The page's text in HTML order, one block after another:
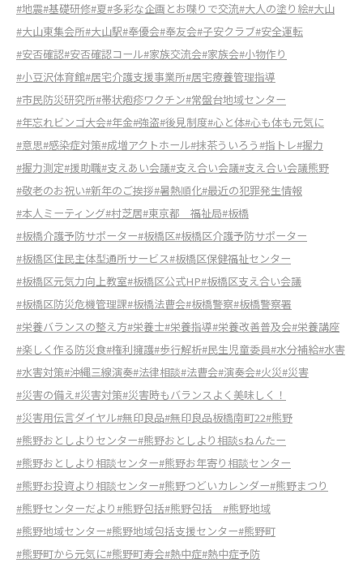
#地震#基礎研修#夏#多彩な企画とお喋りで交流#大人の塗り絵#大山
#大山東集会所#大山駅#奉優会#奉友会#子安クラブ#安全運転
#安否確認#安否確認コール#家族交流会#家族会#小物作り
#小豆沢体育館#居宅介護支援事業所#居宅療養管理指導
#市民防災研究所#帯状疱疹ワクチン#常盤台地域センター
#年忘れビンゴ大会#年金#強盗#後見制度#心と体#心も体も元気に
#意思#感染症対策#成増アクトホール#抹茶ういろう#指トレ#握力
#握力測定#援助職#支えあい会議#支え合い会議#支え合い会議熊野
#敬老のお祝い#新年のご挨拶#暑熱順化#最近の犯罪発生情報
#本人ミーティング#村芝居#東京都 福祉局#板橋
#板橋介護予防サポーター#板橋区#板橋区介護予防サポーター
#板橋区住民主体型通所サービス#板橋区保健福祉センター
#板橋区元気力向上教室#板橋区公式HP#板橋区支え合い会議
#板橋区防災危機管理課#板橋法曹会#板橋警察#板橋警察署
#栄養バランスの整え方#栄養士#栄養指導#栄養改善普及会#栄養講座
#楽しく作る防災食#権利擁護#歩行解析#民生児童委員#水分補給#水害
#水害対策#沖縄三線演奏#法律相談#法曹会#演奏会#火災#災害
#災害の備え#災害対策#災害時もバランスよく美味しく！
#災害用伝言ダイヤル#無印良品#無印良品板橋南町22#熊野
#熊野おとしよりセンター#熊野おとしより相談sねんたー
#熊野おとしより相談センター#熊野お年寄り相談センター
#熊野お投資より相談センター#熊野つどいカレンダー#熊野まつり
#熊野センターだより#熊野包括#熊野包括 #熊野地域
#熊野地域センター#熊野地域包括支援センター#熊野町
#熊野町から元気に#熊野町寿会#熱中症#熱中症予防